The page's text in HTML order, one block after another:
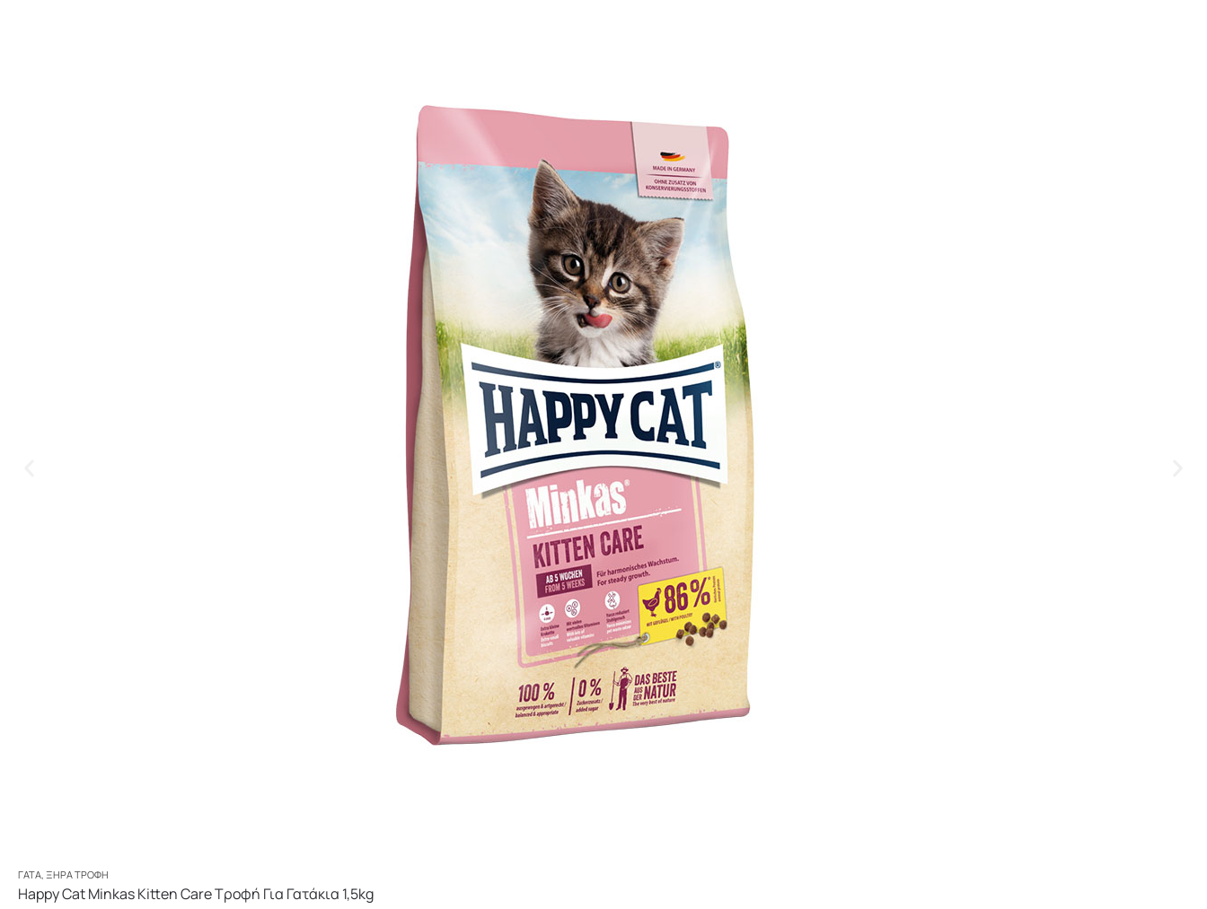
ΓΆΤΑ ΞΗΡΆ ΤΡΟΦΉ
Happy Cat Minkas Kitten Care Τροφή Για Γατάκια 1,5kg